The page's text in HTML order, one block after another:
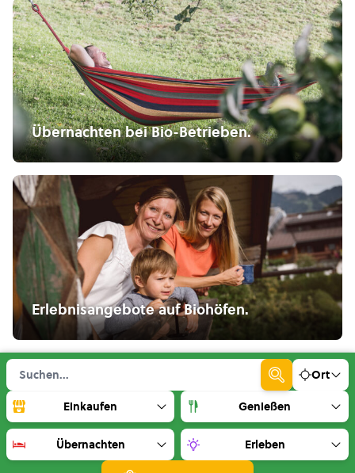
Übernachten bei Bio-Betrieben.
Erlebnisangebote auf Biohöfen.
Ort
Einkaufen
Genießen
Übernachten Erleben